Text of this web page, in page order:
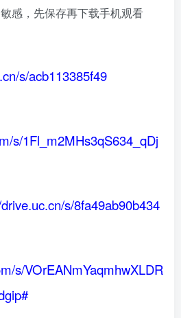
感，先保存再下载手机观看
s/acb113385f49
s/1Fl_m2MHs3qS634_qDj
s/8fa49ab90b434
s/VOrEANmYaqmhwXLDR